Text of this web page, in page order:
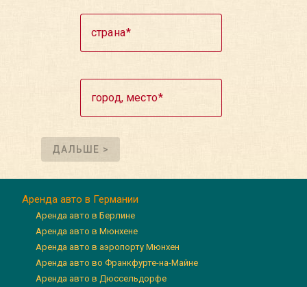
страна
город, место
ДАЛЬШЕ >
Аренда авто в Германии
Аренда авто в Берлине
Аренда авто в Мюнхене
Аренда авто в аэропорту Мюнхен
Аренда авто во Франкфурте-на-Майне
Аренда авто в Дюссельдорфе